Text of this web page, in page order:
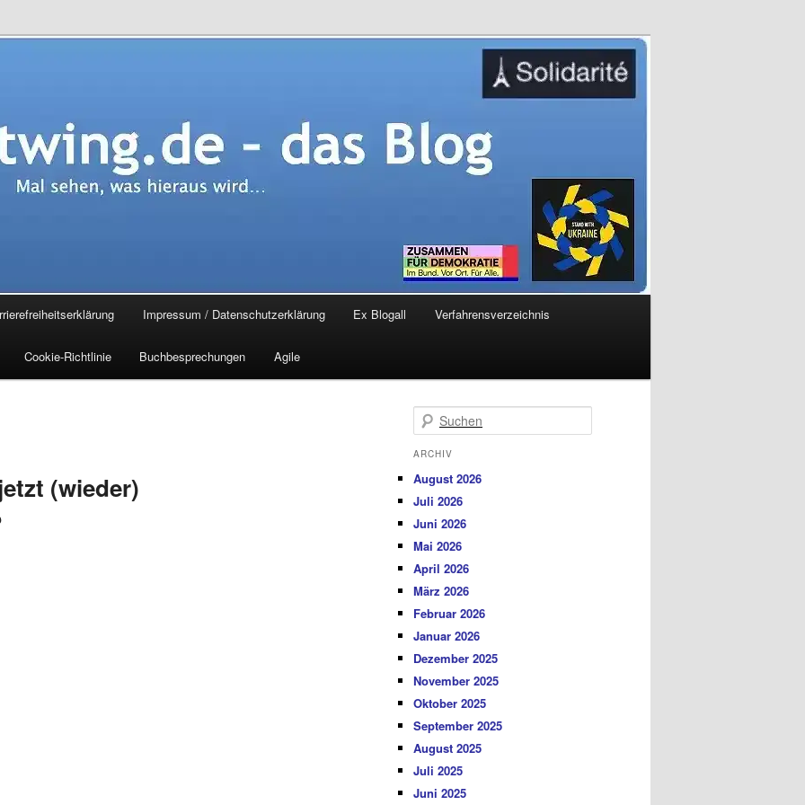
Impressum / Datenschutzerklärung Ex Blogall Verfahrensverzeichnis
Cookie-Richtlinie Buchbesprechungen Agile
(wieder)
Suchen
ARCHIV
August 2026
Juli 2026
Juni 2026
Mai 2026
April 2026
März 2026
Februar 2026
Januar 2026
Dezember 2025
November 2025
Oktober 2025
September 2025
August 2025
Juli 2025
Juni 2025